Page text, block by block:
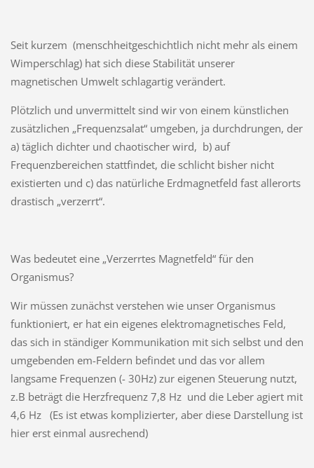
Seit kurzem (menschheitgeschichtlich nicht mehr als einem
Wimperschlag) hat sich diese Stabilität unserer
magnetischen Umwelt schlagartig verändert.
Plötzlich und unvermittelt sind wir von einem künstlichen
zusätzlichen „Frequenzsalat“ umgeben, ja durchdrungen, der
a) täglich dichter und chaotischer wird, b) auf
Frequenzbereichen stattfindet, die schlicht bisher nicht
existierten und c) das natürliche Erdmagnetfeld fast allerorts
drastisch „verzerrt“.
Was bedeutet eine „Verzerrtes Magnetfeld“ für den
Organismus?
Wir müssen zunächst verstehen wie unser Organismus
funktioniert, er hat ein eigenes elektromagnetisches Feld,
das sich in ständiger Kommunikation mit sich selbst und den
umgebenden em-Feldern befindet und das vor allem
langsame Frequenzen (- 30Hz) zur eigenen Steuerung nutzt,
z.B beträgt die Herzfrequenz 7,8 Hz und die Leber agiert mit
4,6 Hz (Es ist etwas komplizierter, aber diese Darstellung ist
hier erst einmal ausrechend)